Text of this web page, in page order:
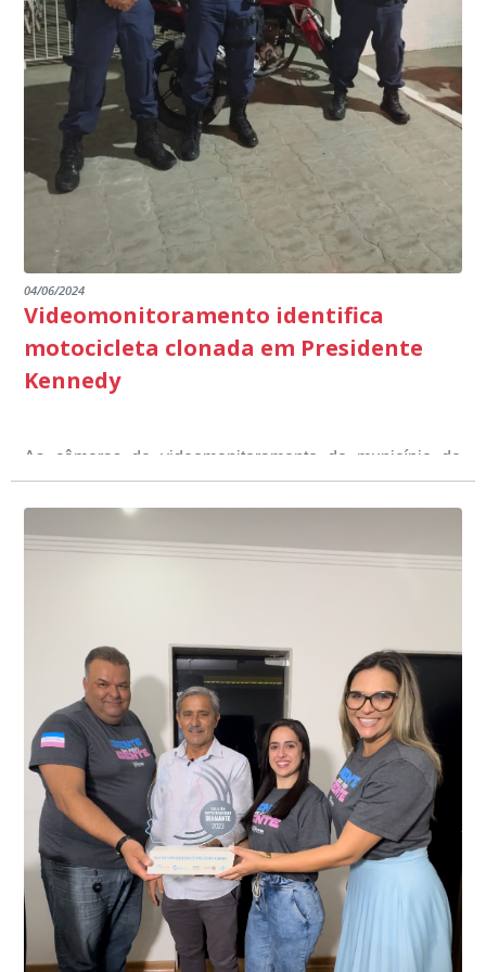
escuta pública tudo o que está sendo feito pela
Educação em Presidente Kennedy.
outros) são todos voltados para o desenvolvimento total
dos educandos. Tudo isso também foi demonstrado ao
Ministério Público através de depoimentos
emocionantes de pais e professores no decorrer da
escuta pública.
destacando ainda mais o compromisso de todos em
promover uma atuação coordenada, integrada e
dialogada em prol do desenvolvimento educacional.
04/06/2024
Videomonitoramento identifica
motocicleta clonada em Presidente
Kennedy
As câmeras de videomonitoramento do município de
Presidente Kennedy identificaram neste fim de semana,
01 de junho, uma motocicleta com indícios de
adulteração, imediatamente, a central de
videomonitoramento acionou a Guarda Civil Municipal,
Durante a abordagem a adulteração foi comprovada,
através da conferência do Chassi, a motocicleta, bem
conta do sistema de videomonitoramento instalado
recentemente em todo o município de Presidente
Kennedy, o sistema é integrado com outros municípios
do país, sendo possível a identificação de veículos por
meio do cruzamento de informações, nesse caso
específico, com dados de uma cidade do Estado do Rio
de Janeiro.
“Mais de 100 câmeras foram instaladas na sede e no
interior de Presidente Kennedy, garantindo mais
segurança à população, seja nas ruas, no comércio, os
produtores agropecuários. Estamos no rumo certo,
parabéns a todos os servidores que contribuem para a
segurança da nossa cidade”, destaca o prefeito Dorlei
Fontão.